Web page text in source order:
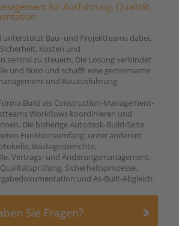
für Ausführung, Qualität,
unterstützt Bau- und Projektteams dabei,
Kosten und
zentral zu steuern. Die Lösung verbindet
und Büro und schafft eine gemeinsame
und Bauausführung.
Build als Construction-Management-
Workflows koordinieren und
Die bisherige Autodesk-Build-Seite
Funktionsumfang: unter anderem
Bautagesberichte,
Vertrags- und Änderungsmanagement,
Sicherheitsprozesse,
und As-Built-Abgleich.